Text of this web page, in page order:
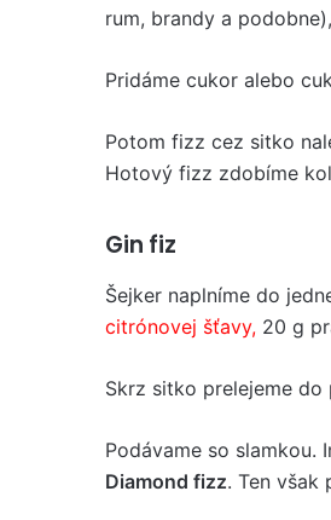
rum, brandy a
Pridáme cukor alebo
Potom fizz cez sitko
Hotový fizz zdobíme
Gin fiz
Šejker naplníme do
citrónovej šťavy, 20 g
Skrz sitko prelejeme
Podávame so slamkou.
Diamond fizz. Ten však